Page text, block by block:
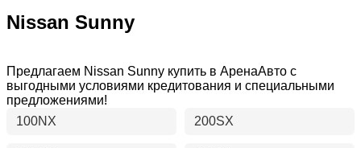
Nissan Sunny
Предлагаем Nissan Sunny купить в АренаАвто с
выгодными условиями кредитования и специальными
предложениями!
100NX
200SX